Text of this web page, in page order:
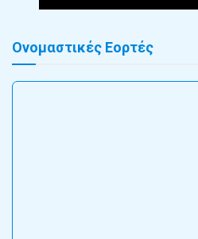
Ονομαστικές Εορτές